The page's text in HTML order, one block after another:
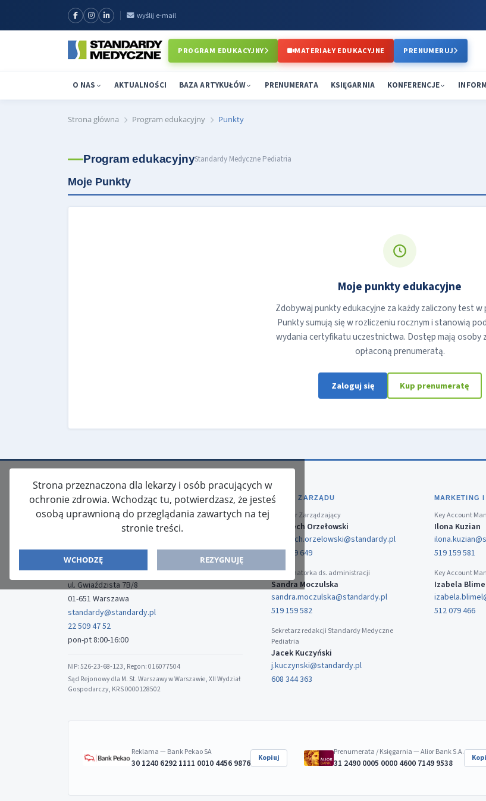
wyślij e-mail
PROGRAM EDUKACYJNY MATERIAŁY EDUKACYJNE PRENUMERUJ
O NAS AKTUALNOŚCI BAZA ARTYKUŁÓW PRENUMERATA KSIĘGARNIA KONFERENCJE
Strona główna Program edukacyjny Punkty
Program edukacyjnyStandardy Medyczne Pediatria
Moje Punkty
Moje punkty edukacyjne
Zdobywaj punkty edukacyjne za każdy zaliczony test w
Punkty sumują się w rozliczeniu rocznym i stanowią
wydania certyfikatu uczestnictwa. Dostęp mają osoby
opłaconą prenumeratą.
Zaloguj się Kup prenumeratę
Strona przeznaczona dla lekarzy i osób pracujących w
ochronie zdrowia. Wchodząc tu, potwierdzasz, że jesteś
osobą uprawnioną do przeglądania zawartych na tej
stronie treści.
WCHODZĘ REZYGNUJĘ
ISSN: 2080-5438
Media-Press Sp. z o.o.
ul. Gwiaździsta 7B/8
01-651 Warszawa
standardy@standardy.pl
22 509 47 52
pon-pt 8:00-16:00
NIP: 526-23-68-123, Regon: 016077504
Sąd Rejonowy dla M. St. Warszawy w Warszawie, XII Wydział
Gospodarczy, KRS 0000128502
BIURO ZARZĄDU
Dyrektor Zarządzający
Wojciech Orzełowski
wojciech.orzelowski@standardy.pl
519 159 649
Koordynatorka ds. administracji
Sandra Moczulska
sandra.moczulska@standardy.pl
519 159 582
Sekretarz redakcji Standardy Medyczne
Pediatria
Jacek Kuczyński
j.kuczynski@standardy.pl
608 344 363
MARKETING I
Key Account
Ilona Kuzian
519 159 581
Key Account
Izabela
512 079 466
Reklama — Bank Pekao SA
30 1240 6292 1111 0010 4456 9876 Kopiuj
Prenumerata / Księgarnia — Alior Bank S.A.
31 2490 0005 0000 4600 7149 9538